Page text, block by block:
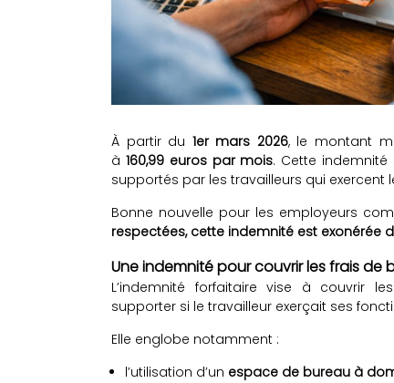
À partir du 1er mars 2026, le montant
à 160,99 euros par mois. Cette
supportés par les travailleurs qui exercent
Bonne nouvelle pour les employeurs
respectées, cette indemnité est exonérée
Une indemnité pour couvrir les frais de
L’indemnité forfaitaire vise à couvrir
supporter si le travailleur exerçait ses
Elle englobe notamment :
l’utilisation d’un espace de bureau à